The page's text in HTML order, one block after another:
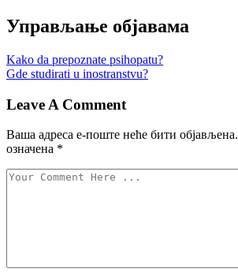
Управљање објавама
Kako da prepoznate psihopatu?
Gde studirati u inostranstvu?
Leave A Comment
Ваша адреса е-поште неће бити објављена.
означена *